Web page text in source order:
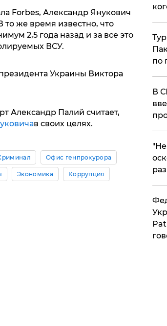
Forbes, Александр Янукович
то же время известно, что
2,5 года назад и за все это
ВСУ.
президента Украины Виктора
Александр Палий считает,
в своих целях.
Офис генпрокурора
Экономика Коррупция
по
В